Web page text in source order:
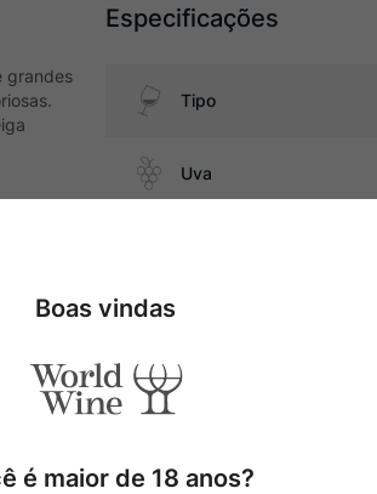
grandes
e
Especificações
Tipo
Uva
Boas vindas
é maior de 18 anos?